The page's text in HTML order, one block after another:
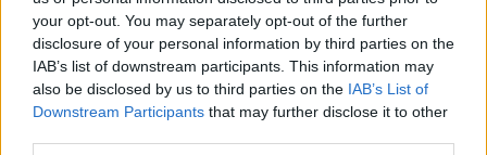
your opt-out. You may separately opt-out of the further
disclosure of your personal information by third parties on the
IAB’s list of downstream participants. This information may
also be disclosed by us to third parties on the IAB’s List of
Downstream Participants that may further disclose it to other
Étteremnyitás: Már önmagában a
malacfül miatt is kötelező!